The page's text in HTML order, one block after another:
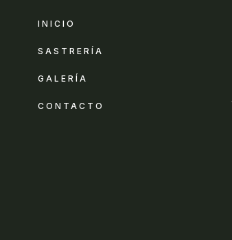
INICIO
SASTRERÍA
GALERÍA
CONTACTO